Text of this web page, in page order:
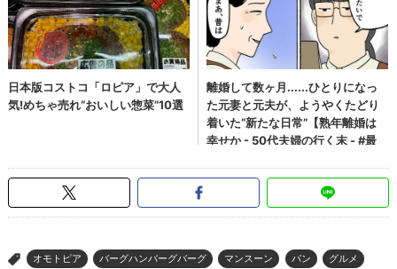
> オモトピア バーグハンバーグバーグ マンスーン パン グルメ